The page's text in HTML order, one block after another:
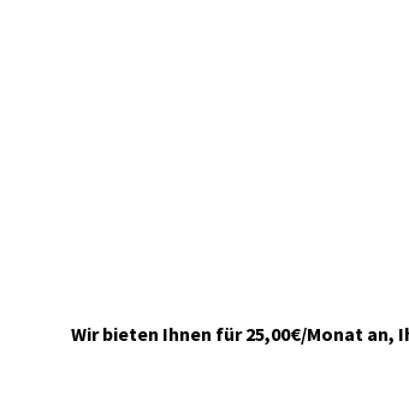
Wir bieten Ihnen für 25,00€/Monat an,